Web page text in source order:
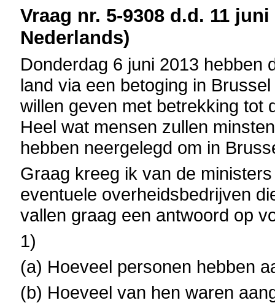
Vraag nr. 5-9308 d.d. 11
Nederlands)
Donderdag 6 juni 2013 hebben
land via een betoging in
willen geven met betrekking tot
Heel wat mensen zullen
hebben neergelegd om in
Graag kreeg ik van de
eventuele overheidsbedrijven
vallen graag een antwoord op
1)
(a) Hoeveel personen hebben
(b) Hoeveel van hen waren